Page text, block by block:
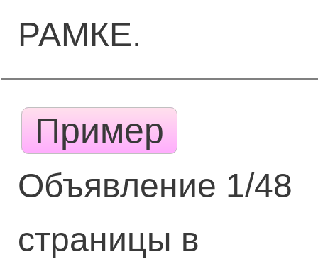
РАМКЕ.
Пример
Объявление 1/48
страницы в